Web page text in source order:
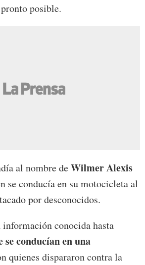
posible.
al nombre deWilmer Alexis
se conducía en su motocicleta al
por desconocidos.
conocida hasta
se conducían en una
quienes dispararon contra la